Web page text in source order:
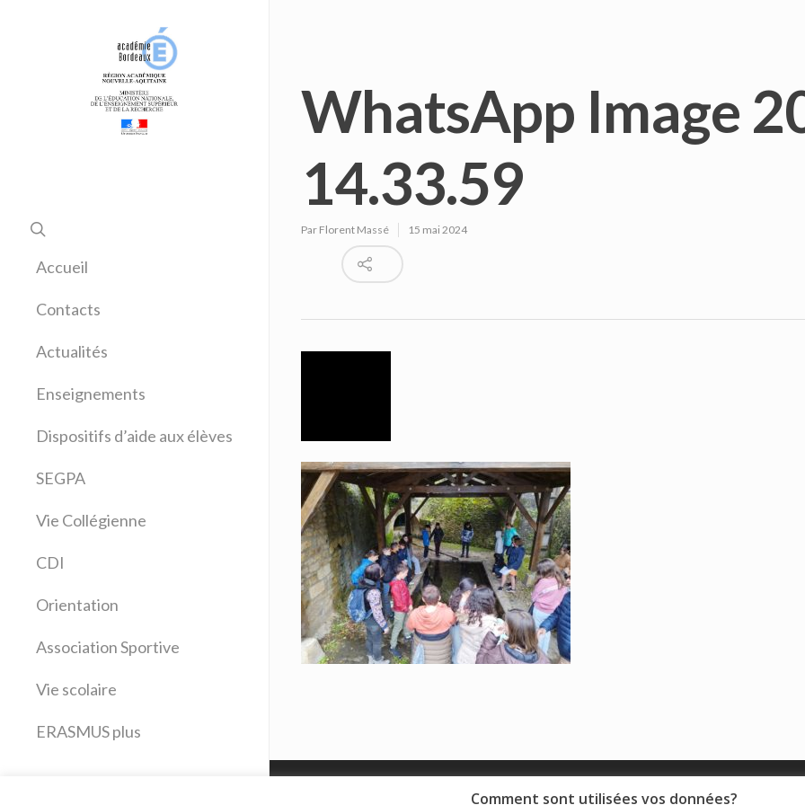
Accueil
Contacts
Actualités
Enseignements
Allemand
Anglais
Arts plastiques
Education musicale
Espagnol
Français
Latin
Sciences physiques
Technologie
Dispositifs d’aide aux élèves
SEGPA
Vie Collégienne
CDI
Orientation
Association Sportive
Vie scolaire
ERASMUS plus
WhatsApp Image
14.33.59
Par Florent Massé 15 mai 2024
© 2018 - Collège Henri de Navarre |Mentions légales
Comment sont utilisées vos données?